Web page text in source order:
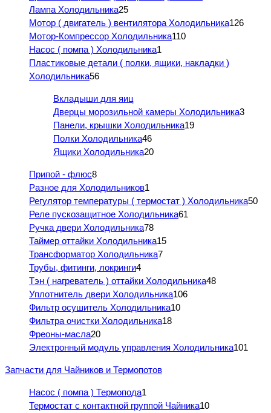
Лампа Холодильника25
Мотор ( двигатель ) вентилятора Холодильника126
Мотор-Компрессор Холодильника110
Насос ( помпа ) Холодильника1
Пластиковые детали ( полки, ящики, накладки )
Холодильника56
Вкладыши для яиц
Дверцы морозильной камеры Холодильника3
Панели, крышки Холодильника19
Полки Холодильника46
Ящики Холодильника20
Припой - флюс8
Разное для Холодильников1
Регулятор температуры ( термостат ) Холодильника50
Реле пускозащитное Холодильника61
Ручка двери Холодильника78
Таймер оттайки Холодильника15
Трансформатор Холодильника7
Трубы, фитинги, локринги4
Тэн ( нагреватель ) оттайки Холодильника48
Уплотнитель двери Холодильника106
Фильтр осушитель Холодильника10
Фильтра очистки Холодильника18
Фреоны-масла20
Электронный модуль управления Холодильника101
Запчасти для Чайников и Термопотов
Насос ( помпа ) Термопода1
Термостат с контактной группой Чайника10